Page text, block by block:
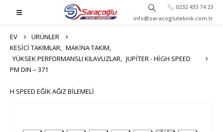
0232 433 74 23
info@saracogluteknik.com.tr
EV
ÜRÜNLER
KESICI TAKIMLAR, MAKINA TAKIM,
YÜKSEK PERFORMANSLI KILAVUZLAR, JUPITER - HIGH SPEED
PM DIN – 371
H SPEED EĞIK AĞIZ BILEMELI